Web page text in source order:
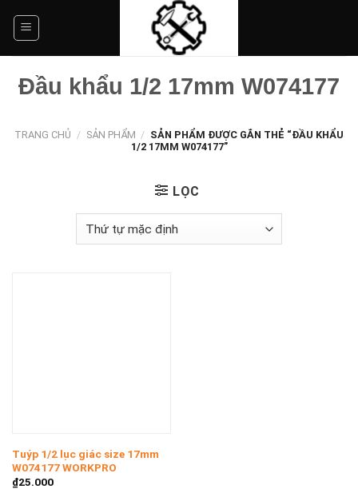
Đầu khẩu 1/2 17mm W074177
TRANG CHỦ / SẢN PHẨM / SẢN PHẨM ĐƯỢC GẮN THẺ “ĐẦU KHẨU
1/2 17MM W074177”
LỌC
Tuýp 1/2 lục giác size 17mm
W074177 WORKPRO
₫25.000